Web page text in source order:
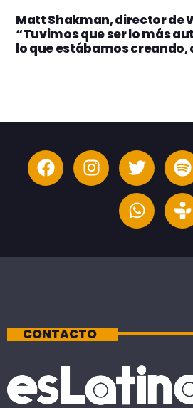
Matt Shakman, director de
“Tuvimos que ser lo más
lo que estábamos
CONTACTO